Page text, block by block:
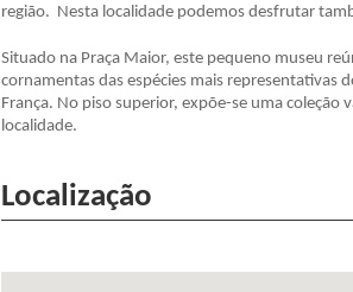
região. Nesta localidade podemos desfrutar
Situado na Praça Maior, este pequeno museu
cornamentas das espécies mais representativas
França. No piso superior, expõe-se uma
localidade.
Localização